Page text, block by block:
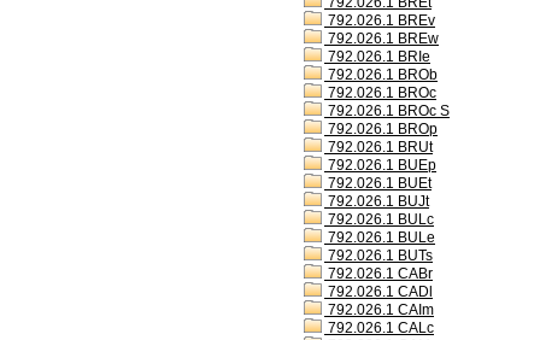
792.026.1 BREv
792.026.1 BREw
792.026.1 BRIe
792.026.1 BROb
792.026.1 BROc
792.026.1 BROc S
792.026.1 BROp
792.026.1 BRUt
792.026.1 BUEp
792.026.1 BUEt
792.026.1 BUJt
792.026.1 BULc
792.026.1 BULe
792.026.1 BUTs
792.026.1 CABr
792.026.1 CADl
792.026.1 CAIm
792.026.1 CALc